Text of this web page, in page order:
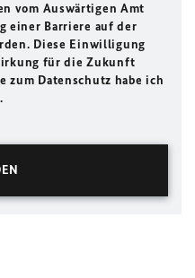
vom Auswärtigen Amt
einer Barriere auf der
Diese Einwilligung
für die Zukunft
zum Datenschutz habe ich